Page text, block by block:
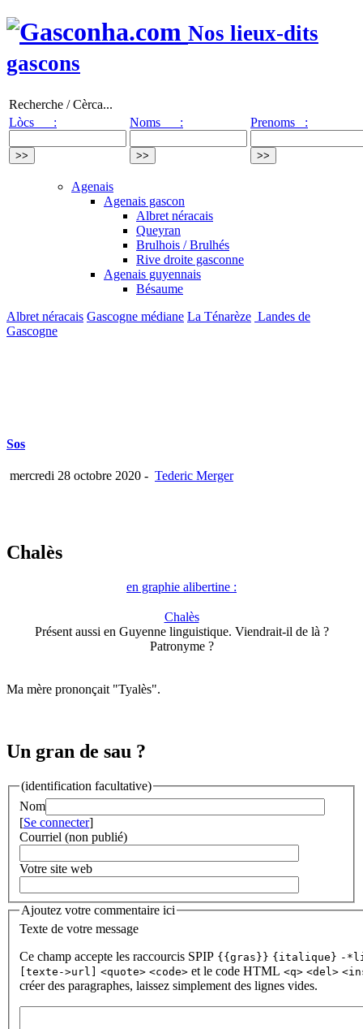
Nos lieux-dits
gascons
Recherche / Cèrca...
Lòcs :
Noms : Prenoms :
Agenais
Agenais gascon
Albret néracais
Queyran
Brulhois / Brulhés
Rive droite gasconne
Agenais guyennais
Bésaume
Albret néracais Gascogne médiane La Ténarèze Landes de
Gascogne
Sos
mercredi 28 octobre 2020 - Tederic Merger
Chalès
en graphie alibertine :
Chalès
Présent aussi en Guyenne linguistique. Viendrait-il de là ?
Patronyme ?
Ma mère prononçait "Tyalès".
Un gran de sau ?
(identification facultative)
Nom
[Se connecter]
Courriel (non publié)
Votre site web
Ajoutez votre commentaire ici
Texte de votre message
Ce champ accepte les raccourcis SPIP {{gras}} {italique} -
[texte->url]
<quote> <code> et le code HTML <q> <del>
créer des paragraphes, laissez simplement des lignes vides.